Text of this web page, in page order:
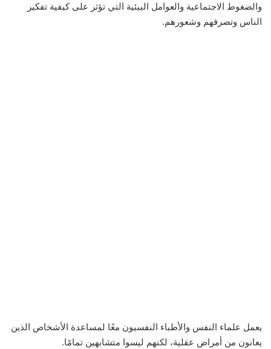
والضغوط الاجتماعية والعوامل البيئية التي تؤثر على كيفية تفكير
الناس وتصرفهم وشعورهم.
يعمل علماء النفس والأطباء النفسيون معًا لمساعدة الأشخاص الذين
يعانون من أمراض عقلية، لكنهم ليسوا متشابهين تمامًا.